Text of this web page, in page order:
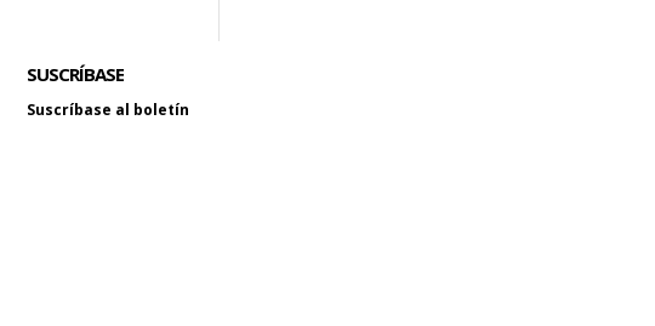
SUSCRÍBASE
Suscríbase al boletín